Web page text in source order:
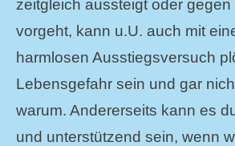
zeitgleich aussteigt oder
vorgeht, kann u.U. auch mit
harmlosen Ausstiegsversuch
Lebensgefahr sein und gar
warum. Andererseits kann es
und unterstützend sein, wenn